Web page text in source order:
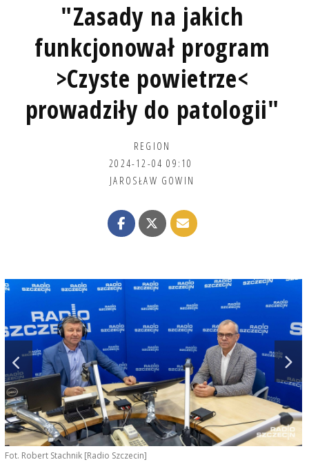
"Zasady na jakich
funkcjonował program
>Czyste powietrze<
prowadziły do patologii"
REGION
2024-12-04 09:10
JAROSŁAW GOWIN
Fot. Robert Stachnik [Radio Szczecin]